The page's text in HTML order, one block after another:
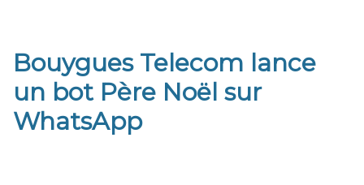
Bouygues Telecom lance
un bot Père Noël sur
WhatsApp